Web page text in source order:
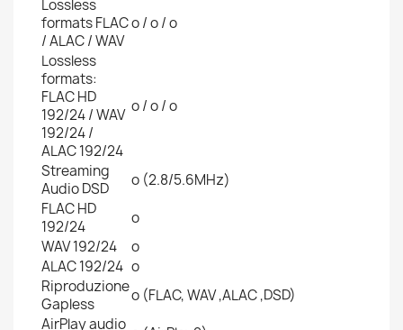
Lossless
formats FLAC
/ ALAC / WAV
o / o / o
Lossless
formats:
FLAC HD
192/24 / WAV
192/24 /
ALAC 192/24
o / o / o
Streaming
Audio DSD
o (2.8/5.6MHz)
FLAC HD
192/24
o
WAV 192/24
o
ALAC 192/24 o
Riproduzione
Gapless
o (FLAC, WAV ,ALAC ,DSD)
AirPlay audio